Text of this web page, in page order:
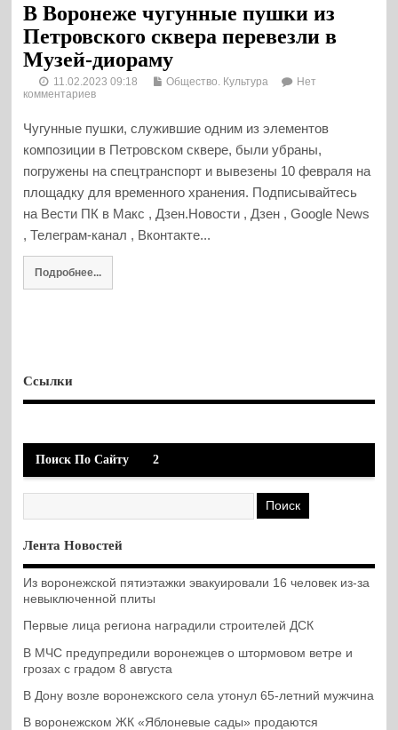
В Воронеже чугунные пушки из
Петровского сквера перевезли в
Музей-диораму
11.02.2023 09:18 Общество. Культура
Нет
комментариев
Чугунные пушки, служившие одним из элементов
композиции в Петровском сквере, были убраны,
погружены на спецтранспорт и вывезены 10 февраля на
площадку для временного хранения. Подписывайтесь
на Вести ПК в Макс , Дзен.Новости , Дзен , Google News
, Телеграм-канал , Вконтакте...
Подробнее...
Ссылки
Поиск По Сайту 2
Лента Новостей
Из воронежской пятиэтажки эвакуировали 16 человек из-за
невыключенной плиты
Первые лица региона наградили строителей ДСК
В МЧС предупредили воронежцев о штормовом ветре и
грозах с градом 8 августа
В Дону возле воронежского села утонул 65-летний мужчина
В воронежском ЖК «Яблоневые сады» продаются